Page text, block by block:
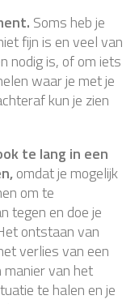
Soms heb je
fijn is en veel van
nodig is, of om iets
waar je met je
kun je zien
te lang in een
omdat je mogelijk
om te
tegen en doe je
ontstaan van
verlies van een
manier van het
te halen en je